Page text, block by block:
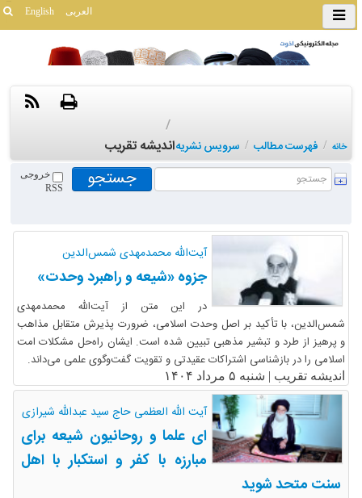
English العربی
خانه / فهرست مطالب / سرویس نشریه
/
اندیشه تقریب
خروجی
RSS
آیت‌الله محمدمهدی شمس‌الدین
جزوه «شیعه و راهبرد وحدت»
در این متن از آیت‌الله محمدمهدی
شمس‌الدین، با تأکید بر اصل وحدت اسلامی، ضرورت پذیرش متقابل مذاهب
و پرهیز از طرد و تبشیر مذهبی تبیین شده است. ایشان راه‌حل مشکلات امت
اسلامی را در بازشناسی اشتراکات عقیدتی و تقویت گفت‌وگوی علمی می‌داند.
اندیشه تقریب | شنبه ۵ مرداد ۱۴۰۴
آیت الله العظمی حاج سید عبدالله شیرازی
ای علما و روحانیون شیعه برای
مبارزه با کفر و استکبار با اهل
سنت متحد شوید